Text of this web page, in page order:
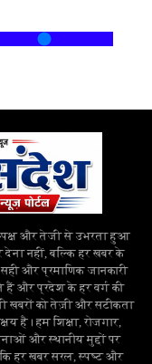
और तेजी से उभरता हुआ
देना नहीं, बल्कि हर खबर के
और प्रमाणिक जानकारी
हैं और प्रदेश के हर वर्ग की
खबरों को तेज़ी और सटीकता
है। हम शिक्षा, रोजगार,
और स्थानीय मुद्दों पर
कि हर खबर सरल, स्पष्ट और